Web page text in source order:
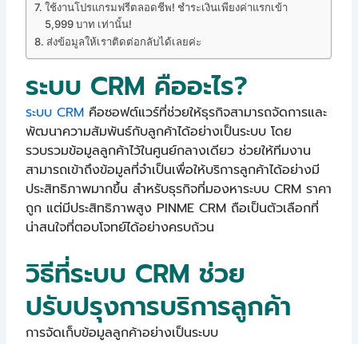
ใช้งานโปรแกรมฟรีตลอดชีพ! ชำระเงินเพียงค่าแรกเข้า
5,999 บาท เท่านั้น!
ส่งข้อมูลให้เราติดต่อกลับได้เลยค่ะ
ระบบ CRM คืออะไร?
ระบบ CRM คือซอฟต์แวร์ที่ช่วยให้ธุรกิจสามารถจัดการและ
พัฒนาความสัมพันธ์กับลูกค้าได้อย่างเป็นระบบ โดย
รวบรวมข้อมูลลูกค้าไว้ในศูนย์กลางเดียว ช่วยให้ทีมงาน
สามารถเข้าถึงข้อมูลที่จำเป็นเพื่อให้บริการลูกค้าได้อย่างมี
ประสิทธิภาพมากขึ้น สำหรับธุรกิจที่มองหาระบบ CRM ราคา
ถูก แต่มีประสิทธิภาพสูง PINME CRM ถือเป็นตัวเลือกที่
น่าสนใจที่ตอบโจทย์ได้อย่างครบถ้วน
วิธีที่ระบบ CRM ช่วย
ปรับปรุงการบริการลูกค้า
การจัดเก็บข้อมูลลูกค้าอย่างเป็นระบบ